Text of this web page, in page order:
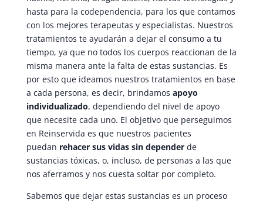
hasta para la codependencia, para los que contamos
con los mejores terapeutas y especialistas. Nuestros
tratamientos te ayudarán a dejar el consumo a tu
tiempo, ya que no todos los cuerpos reaccionan de la
misma manera ante la falta de estas sustancias. Es
por esto que ideamos nuestros tratamientos en base
a cada persona, es decir, brindamos apoyo
individualizado, dependiendo del nivel de apoyo
que necesite cada uno. El objetivo que perseguimos
en Reinservida es que nuestros pacientes
puedan rehacer sus vidas sin dependerde
sustancias tóxicas, o, incluso, de personas a las que
nos aferramos y nos cuesta soltar por completo.
Sabemos que dejar estas sustancias es un proceso